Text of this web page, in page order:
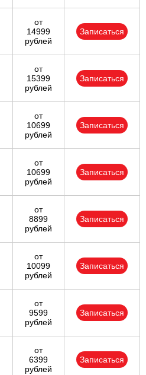
от
14999
рублей
Записаться
от
15399
рублей
Записаться
от
10699
рублей
Записаться
от
10699
рублей
Записаться
от
8899
рублей
Записаться
от
10099
рублей
Записаться
от
9599
рублей
Записаться
от
6399
рублей
Записаться